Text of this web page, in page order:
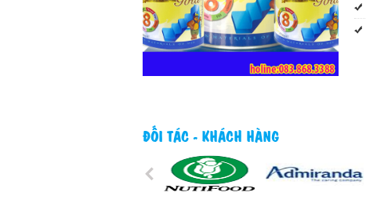
ĐỐI TÁC - KHÁCH HÀNG